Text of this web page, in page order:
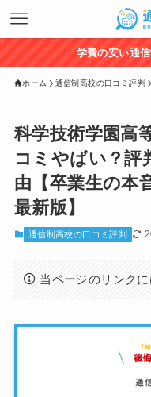
学費の安い通
ホーム 通信制高校の口コミ評判
科学技術学園高
コミやばい？評
由【卒業生の本
最新版】
通信制高校の口コミ評判
当ページのリンク